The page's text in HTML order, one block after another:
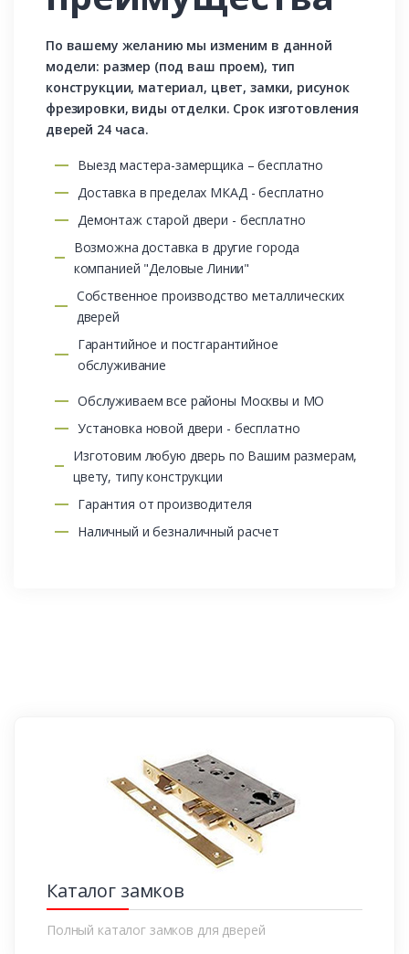
По вашему желанию мы изменим в данной
модели: размер (под ваш проем), тип
конструкции, материал, цвет, замки, рисунок
фрезировки, виды отделки. Срок изготовления
дверей 24 часа.
Выезд мастера-замерщика – бесплатно
Доставка в пределах МКАД - бесплатно
Демонтаж старой двери - бесплатно
Возможна доставка в другие города
компанией "Деловые Линии"
Собственное производство металлических
дверей
Гарантийное и постгарантийное
обслуживание
Обслуживаем все районы Москвы и МО
Установка новой двери - бесплатно
Изготовим любую дверь по Вашим размерам,
цвету, типу конструкции
Гарантия от производителя
Наличный и безналичный расчет
Каталог замков
Полный каталог замков для дверей